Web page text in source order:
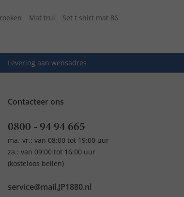
Mat trui
Set t shirt mat 86
Levering aan wensadres
Contacteer ons
0800 - 94 94 665
ma.-vr.: van 08:00 tot 19:00 uur
za.: van 09:00 tot 16:00 uur
(kosteloos bellen)
service@mail.JP1880.nl